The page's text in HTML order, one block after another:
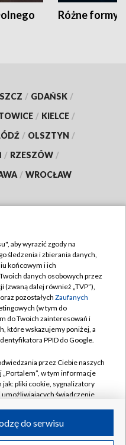
Różne formy
/ GDAŃSK /
/ KIELCE /
/ OLSZTYN /
/ RZESZÓW /
/ WROCŁAW
TVP
S.A. w likwidacji
aby wyrazić zgody na
śledzenia i zbierania danych,
końcowym i ich
danych osobowych przez
(zwaną dalej również „TVP”),
oraz pozostałych Zaufanych
(w tym do
do Twoich zainteresowań i
które wskazujemy poniżej, a
PPID do Google.
przez Ciebie naszych
„Portalem”, w tym informacje
pliki cookie, sygnalizatory
świadczenie
do serwisu